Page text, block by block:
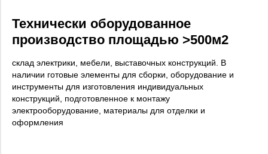
Технически оборудованное
производство площадью >500м2
склад электрики, мебели, выставочных конструкций. В
наличии готовые элементы для сборки, оборудование и
инструменты для изготовления индивидуальных
конструкций, подготовленное к монтажу
электрооборудование, материалы для отделки и
оформления